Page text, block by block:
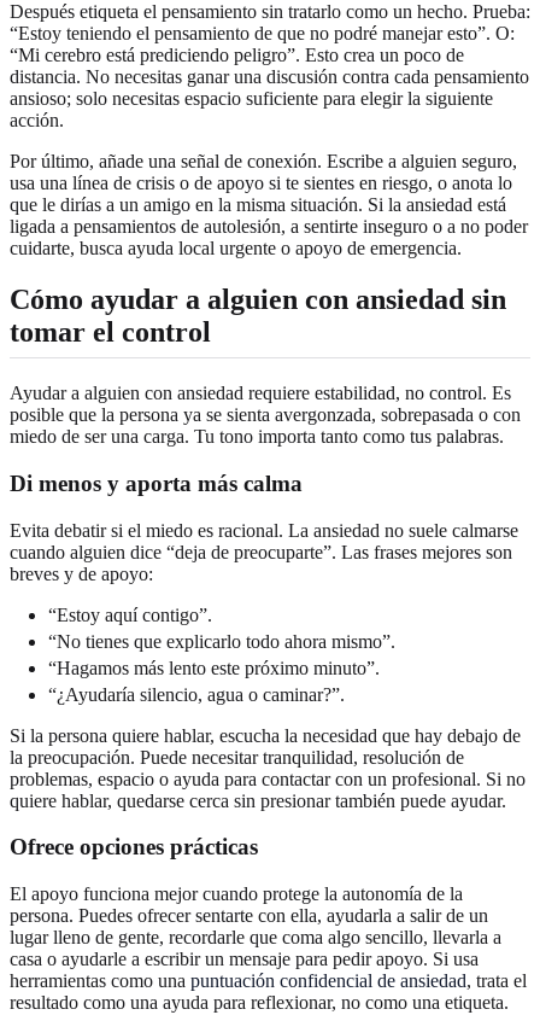
Después etiqueta el pensamiento sin tratarlo como un hecho. Prueba:
“Estoy teniendo el pensamiento de que no podré manejar esto”. O:
“Mi cerebro está prediciendo peligro”. Esto crea un poco de
distancia. No necesitas ganar una discusión contra cada pensamiento
ansioso; solo necesitas espacio suficiente para elegir la siguiente
acción.
Por último, añade una señal de conexión. Escribe a alguien seguro,
usa una línea de crisis o de apoyo si te sientes en riesgo, o anota lo
que le dirías a un amigo en la misma situación. Si la ansiedad está
ligada a pensamientos de autolesión, a sentirte inseguro o a no poder
cuidarte, busca ayuda local urgente o apoyo de emergencia.
Cómo ayudar a alguien con ansiedad sin
tomar el control
Ayudar a alguien con ansiedad requiere estabilidad, no control. Es
posible que la persona ya se sienta avergonzada, sobrepasada o con
miedo de ser una carga. Tu tono importa tanto como tus palabras.
Di menos y aporta más calma
Evita debatir si el miedo es racional. La ansiedad no suele calmarse
cuando alguien dice “deja de preocuparte”. Las frases mejores son
breves y de apoyo:
“Estoy aquí contigo”.
“No tienes que explicarlo todo ahora mismo”.
“Hagamos más lento este próximo minuto”.
“¿Ayudaría silencio, agua o caminar?”.
Si la persona quiere hablar, escucha la necesidad que hay debajo de
la preocupación. Puede necesitar tranquilidad, resolución de
problemas, espacio o ayuda para contactar con un profesional. Si no
quiere hablar, quedarse cerca sin presionar también puede ayudar.
Ofrece opciones prácticas
El apoyo funciona mejor cuando protege la autonomía de la
persona. Puedes ofrecer sentarte con ella, ayudarla a salir de un
lugar lleno de gente, recordarle que coma algo sencillo, llevarla a
casa o ayudarle a escribir un mensaje para pedir apoyo. Si usa
herramientas como una puntuación confidencial de ansiedad, trata el
resultado como una ayuda para reflexionar, no como una etiqueta.